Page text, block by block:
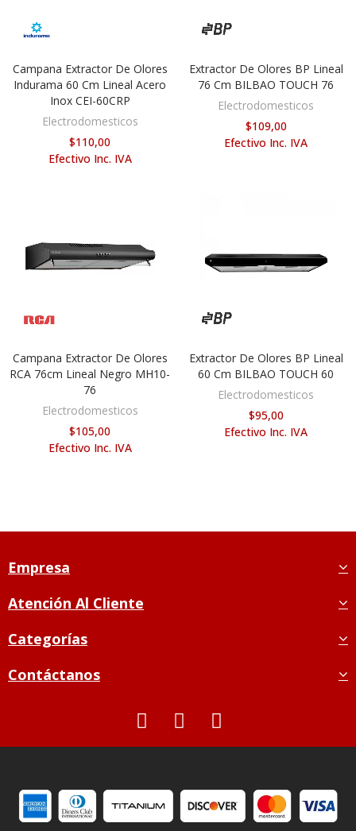
AÑADIR AL CARRITO
Campana Extractor De Olores
Indurama 60 Cm Lineal Acero
Inox CEI-60CRP
Electrodomesticos
$110,00
Efectivo Inc. IVA
AÑADIR AL CARRITO
Extractor De Olores BP Lineal
76 Cm BILBAO TOUCH 76
Electrodomesticos
$109,00
Efectivo Inc. IVA
AÑADIR AL CARRITO
Campana Extractor De Olores
RCA 76cm Lineal Negro MH10-
76
Electrodomesticos
$105,00
Efectivo Inc. IVA
AÑADIR AL CARRITO
Extractor De Olores BP Lineal
60 Cm BILBAO TOUCH 60
Electrodomesticos
$95,00
Efectivo Inc. IVA
Empresa
Atención Al Cliente
Categorías
Contáctanos